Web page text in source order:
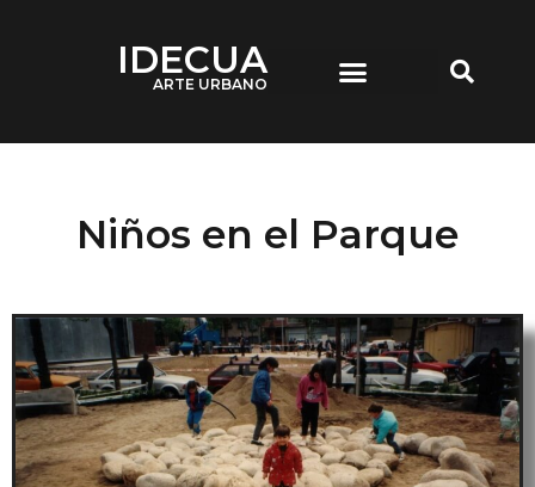
IDECUA
ARTE URBANO
Niños en el Parque